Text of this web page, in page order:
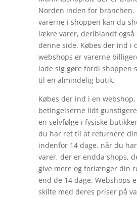
Norden inden for branchen.
varerne i shoppen kan du
lækre varer, deriblandt også
denne side. Købes der ind i
webshops er varerne
lade sig gøre fordi shoppen
til en almindelig butik.
Købes der ind i en
betingelserne lidt
en selvfølge i fysiske
du har ret til at returnere
indenfor 14 dage. når du
varer, der er endda shops,
give mere og forlænger din
end de 14 dage. Webshops
skilte med deres priser på